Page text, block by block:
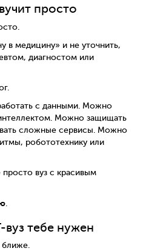
просто
в медицину» и не уточнить,
диагностом или
с данными. Можно
Можно защищать
сложные сервисы. Можно
робототехнику или
вуз с красивым
вуз тебе нужен
ближе.